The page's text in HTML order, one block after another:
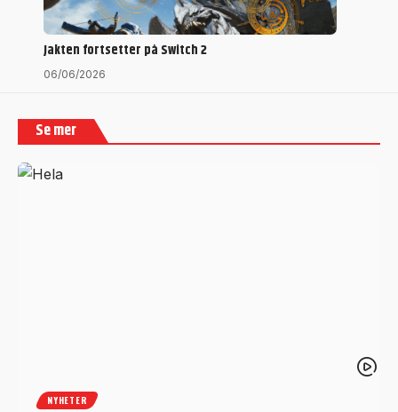
Jakten fortsetter på Switch 2
06/06/2026
Se mer
NYHETER